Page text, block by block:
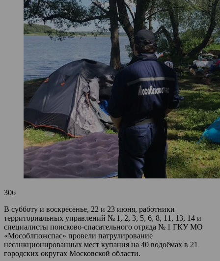
306
В субботу и воскресенье, 22 и 23 июня, работники
территориальных управлений № 1, 2, 3, 5, 6, 8, 11, 13, 14 и
специалисты поисково-спасательного отряда № 1 ГКУ МО
«Мособлпожспас» провели патрулирование
несанкционированных мест купания на 40 водоёмах в 21
городских округах Московской области.